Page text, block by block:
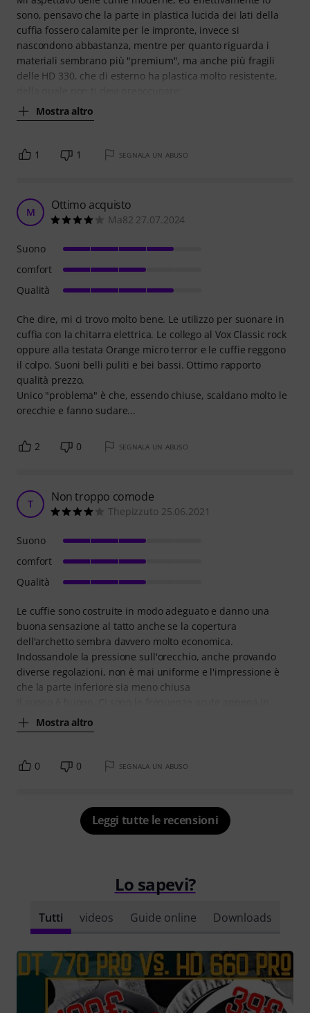
sono, pensavo che la parte in plastica lucida dei lati della
cuffia fossero calamite per le impronte, invece si
nascondono abbastanza, mentre per quanto riguarda i
materiali sembrano più "premium", ma anche più fragili
delle HD 330, che di esterno ha plastica molto resistente,
Mostra altro
1 1 SEGNALA UN ABUSO
M Ottimo acquisto
Ma82 27.07.2024
Che dire, mi ci trovo molto bene. Le utilizzo per suonare in
cuffia con la chitarra elettrica. Le collego al Vox Classic rock
oppure alla testata Orange micro terror e le cuffie reggono
il colpo. Suoni belli puliti e bei bassi. Ottimo rapporto
qualità prezzo.
Unico "problema" è che, essendo chiuse, scaldano molto le
orecchie e fanno sudare...
Suono
comfort
Qualità
2 0 SEGNALA UN ABUSO
T Non troppo comode
Thepizzuto 25.06.2021
Le cuffie sono costruite in modo adeguato e danno una
buona sensazione al tatto anche se la copertura
dell'archetto sembra davvero molto economica.
Indossandole la pressione sull'orecchio, anche provando
diverse regolazioni, non è mai uniforme e l'impressione è
che la parte inferiore sia meno chiusa
Mostra altro
Suono
comfort
Qualità
0 0 SEGNALA UN ABUSO
Leggi tutte le recensioni
Lo sapevi?
Tutti videos Guide online Downloads